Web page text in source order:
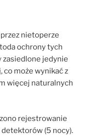
nietoperze
ochrony tych
zasiedlone jedynie
co może wynikać z
więcej naturalnych
rejestrowanie
(5 nocy).